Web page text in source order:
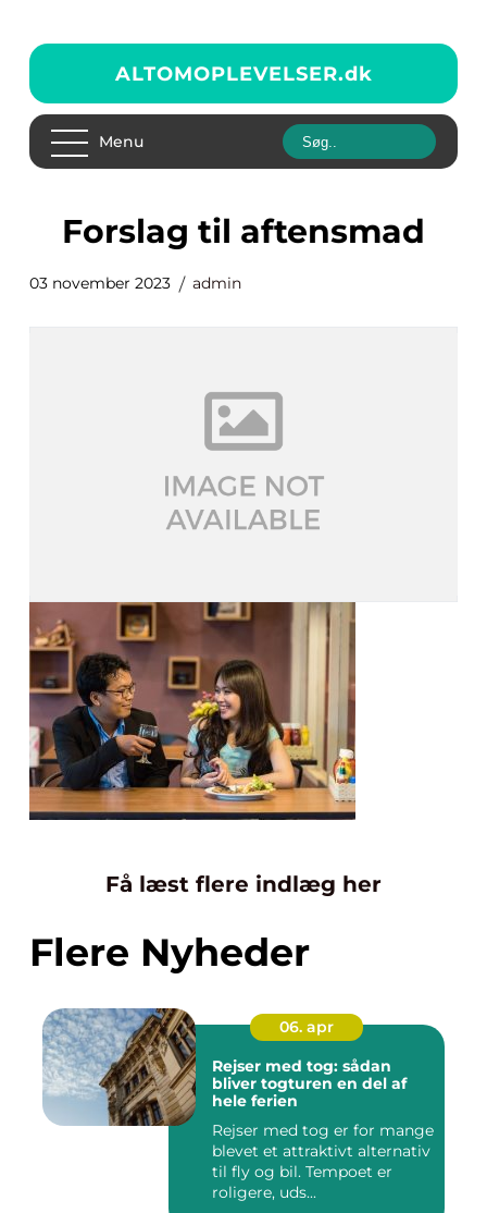
ALTOMOPLEVELSER.dk
Menu
forslag til aftensmad
03 november 2023 admin
Få læst flere indlæg her
Flere Nyheder
06. apr
Rejser med tog: sådan
bliver togturen en del af
hele ferien
Rejser med tog er for mange
blevet et attraktivt alternativ
til fly og bil. Tempoet er
roligere, uds...